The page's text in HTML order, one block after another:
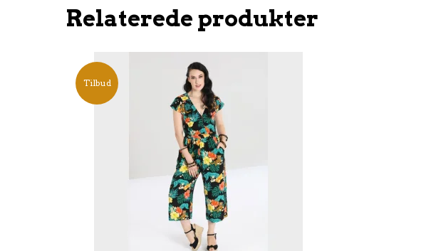
Relaterede produkter
Tilbud